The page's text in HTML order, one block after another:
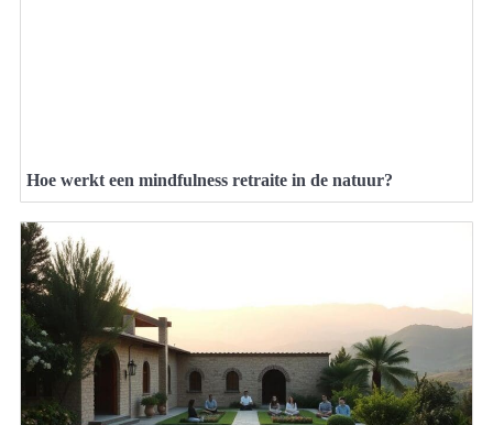
Hoe werkt een mindfulness retraite in de natuur?